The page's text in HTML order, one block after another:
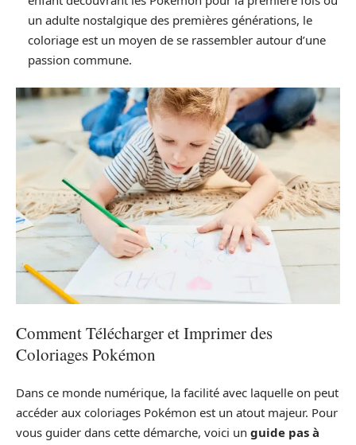
un adulte nostalgique des premières générations, le
coloriage est un moyen de se rassembler autour d’une
passion commune.
Comment Télécharger et Imprimer des
Coloriages Pokémon
Dans ce monde numérique, la facilité avec laquelle on peut
accéder aux coloriages Pokémon est un atout majeur. Pour
vous guider dans cette démarche, voici un guide pas à